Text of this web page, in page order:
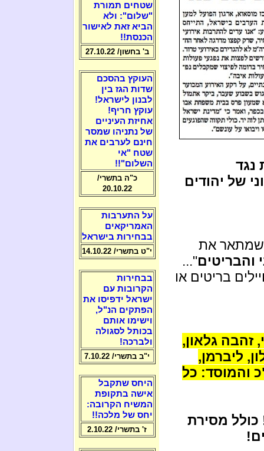
נגד
של יהודים
את
והבריטים"...
בריטים או
זהבה גלאון,
ליברמן,
והמוסד: כל
לאובמה לחזור לקווי 1967 ! כולל מסירת
שטחים תמורת
"שלום": ולא
הביא זאת לאישור
הכנסת!!
ב' בחשון/ 27.10.22
העוקץ בהסכם
שדות הגז בין
לבנון לישראל!
עוקץ חריף!
אחיזת העיניים
של נתניהו שמסר
חינם לערבים את
שטח "אי
השלום"!!
כ"ה בתשרי/
20.10.22
על התערבות
האמריקאים
בבחירות בישראל
י"ט בתשרי/ 14.10.22
בבחירות
הקרובות עם
ישראל ידפיסו את
הפתקים הנ"ל,
וישימו אותם
בכותל לסגולה
ולברכה!
י"ב בתשרי/ 7.10.22
היחס שתקבל
אישה בתקופת
המשיח הקרובה:
יחס של מלכה!!
ז' בתשרי/ 2.10.22